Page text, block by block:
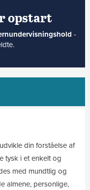
opstart
-
din forståelse af
tysk i et enkelt og
med mundtlig og
almene, personlige,